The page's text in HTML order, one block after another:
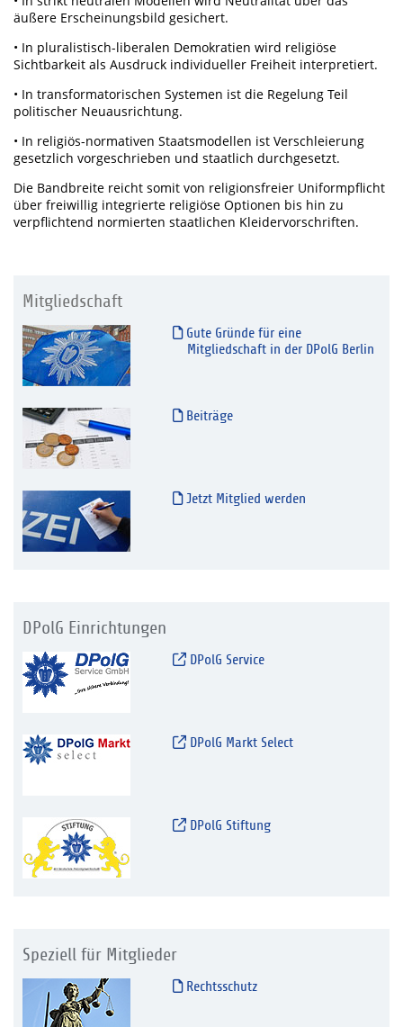
äußere Erscheinungsbild gesichert.
• In pluralistisch-liberalen Demokratien wird religiöse
Sichtbarkeit als Ausdruck individueller Freiheit interpretiert.
• In transformatorischen Systemen ist die Regelung Teil
politischer Neuausrichtung.
• In religiös-normativen Staatsmodellen ist Verschleierung
gesetzlich vorgeschrieben und staatlich durchgesetzt.
Die Bandbreite reicht somit von religionsfreier Uniformpflicht
über freiwillig integrierte religiöse Optionen bis hin zu
verpflichtend normierten staatlichen Kleidervorschriften.
Mitgliedschaft
Gute Gründe für eine
Mitgliedschaft in der DPolG Berlin
Beiträge
Jetzt Mitglied werden
DPolG Einrichtungen
DPolG Service
DPolG Markt Select
DPolG Stiftung
Speziell für Mitglieder
Rechtsschutz